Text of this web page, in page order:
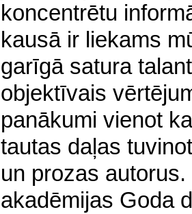
koncentrētu
kausā ir liekams
garīgā satura
objektīvais
panākumi vienot
tautas daļas
un prozas
akadēmijas Goda